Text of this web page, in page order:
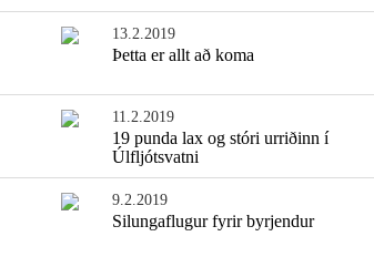
13.2.2019
Þetta er allt að koma
11.2.2019
19 punda lax og stóri urriðinn í
Úlfljótsvatni
9.2.2019
Silungaflugur fyrir byrjendur